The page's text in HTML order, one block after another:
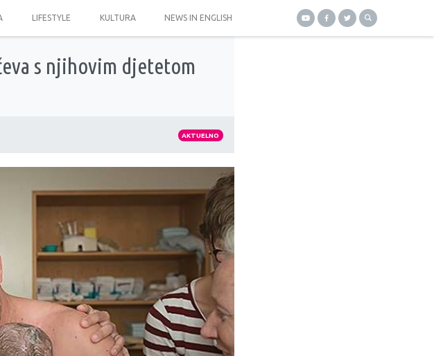
LIFESTYLE KULTURA NEWS IN ENGLISH
s njihovim djetetom
AKTUELNO